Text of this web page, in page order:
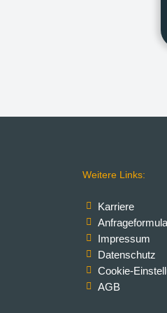
Weitere Links:
Karriere
Impressum
Datenschutz
Cookie-
AGB